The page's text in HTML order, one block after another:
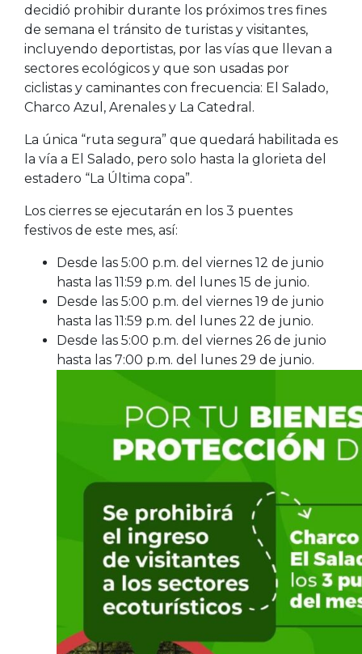
decidió prohibir durante los próximos tres fines
de semana el tránsito de turistas y visitantes,
incluyendo deportistas, por las vías que llevan a
sectores ecológicos y que son usadas por
ciclistas y caminantes con frecuencia: El Salado,
Charco Azul, Arenales y La Catedral.
La única “ruta segura” que quedará habilitada es
la vía a El Salado, pero solo hasta la glorieta del
estadero “La Última copa”.
Los cierres se ejecutarán en los 3 puentes
festivos de este mes, así:
Desde las 5:00 p.m. del viernes 12 de junio
hasta las 11:59 p.m. del lunes 15 de junio.
Desde las 5:00 p.m. del viernes 19 de junio
hasta las 11:59 p.m. del lunes 22 de junio.
Desde las 5:00 p.m. del viernes 26 de junio
hasta las 7:00 p.m. del lunes 29 de junio.